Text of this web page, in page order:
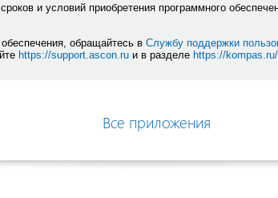
и условий приобретения программного
обращайтесь в Службу поддержки
https://support.ascon.ru и в разделе https://
Все приложения